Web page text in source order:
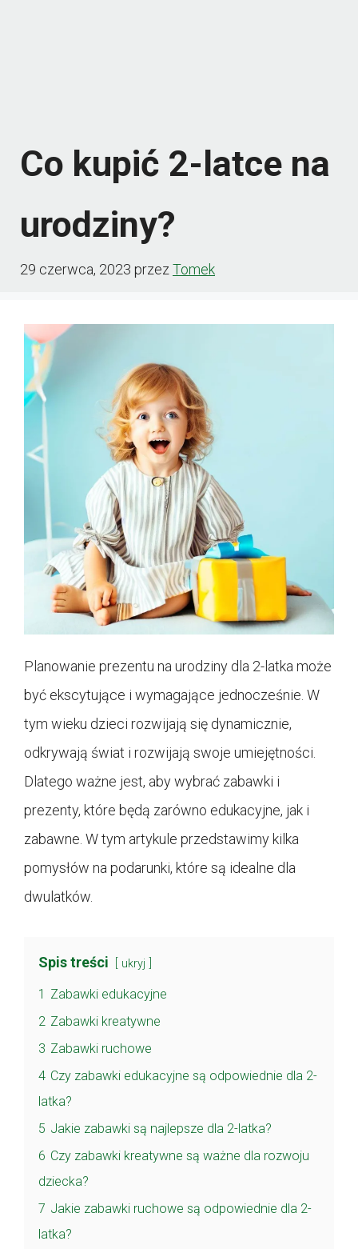
Co kupić 2-latce na
urodziny?
29 czerwca, 2023 przez Tomek
Planowanie prezentu na urodziny dla 2-latka może
być ekscytujące i wymagające jednocześnie. W
tym wieku dzieci rozwijają się dynamicznie,
odkrywają świat i rozwijają swoje umiejętności.
Dlatego ważne jest, aby wybrać zabawki i
prezenty, które będą zarówno edukacyjne, jak i
zabawne. W tym artykule przedstawimy kilka
pomysłów na podarunki, które są idealne dla
dwulatków.
Spis treści ukryj
1 Zabawki edukacyjne
2 Zabawki kreatywne
3 Zabawki ruchowe
4 Czy zabawki edukacyjne są odpowiednie dla 2-
latka?
5 Jakie zabawki są najlepsze dla 2-latka?
6 Czy zabawki kreatywne są ważne dla rozwoju
dziecka?
7 Jakie zabawki ruchowe są odpowiednie dla 2-
latka?